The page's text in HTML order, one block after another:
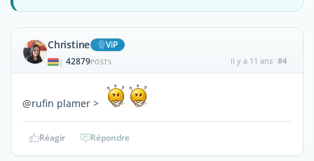
Christine ViP
| 42879POSTS il y a 11 ans #4
@rufin plamer >
Réagir Répondre